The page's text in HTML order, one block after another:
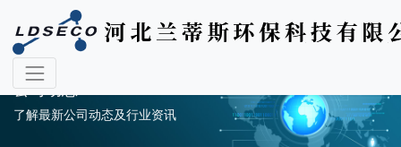
公司动态
了解最新公司动态及行业资讯